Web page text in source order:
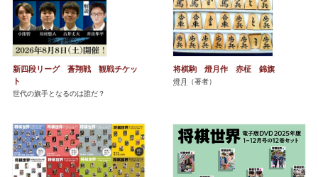
新四段リーグ 蒼翔戦 観戦チケッ
ト
世代の旗手となるのは誰だ？
将棋駒 燈月作 赤柾 錦旗
燈月 （著者）